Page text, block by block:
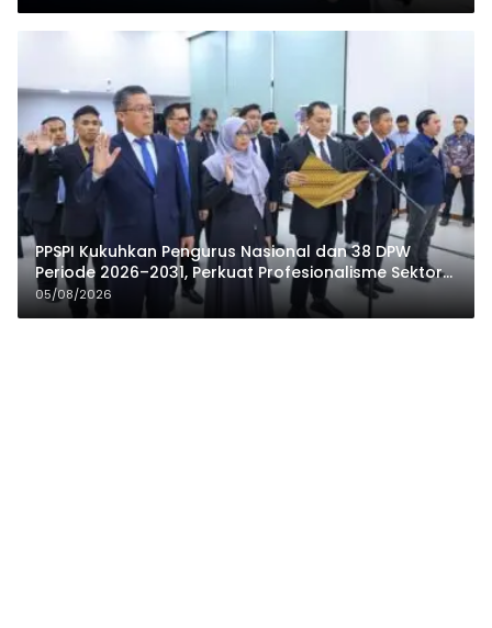
PPSPI Kukuhkan Pengurus Nasional dan 38 DPW
Periode 2026–2031, Perkuat Profesionalisme Sektor
Publik
05/08/2026